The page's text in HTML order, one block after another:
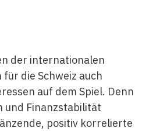
der internationalen
die Schweiz auch
auf dem Spiel. Denn
und Finanzstabilität
positiv korrelierte